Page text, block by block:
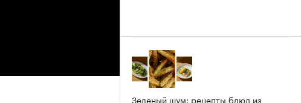
Зеленый шум: рецепты блюд из